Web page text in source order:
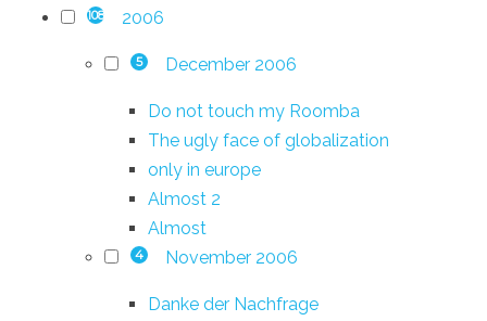
108 2006
5 December 2006
Do not touch my Roomba
The ugly face of globalization
only in europe
Almost 2
Almost
4 November 2006
Danke der Nachfrage